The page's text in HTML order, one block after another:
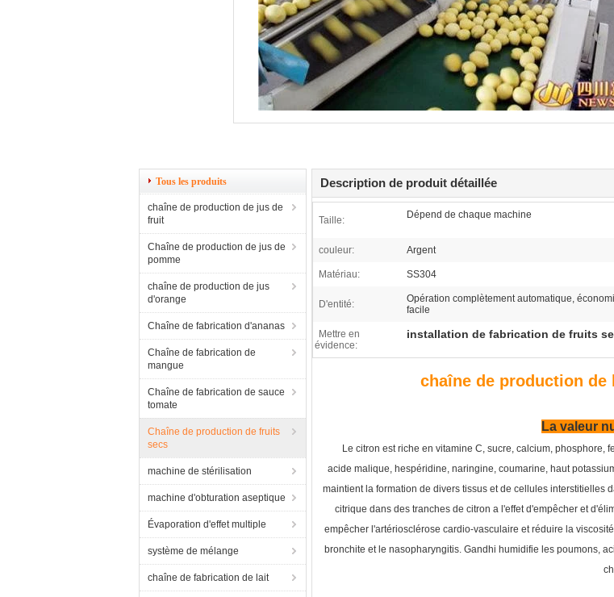
Tous les produits
chaîne de production de jus de
fruit
Chaîne de production de jus de
pomme
chaîne de production de jus
d'orange
Chaîne de fabrication d'ananas
Chaîne de fabrication de
mangue
Chaîne de fabrication de sauce
tomate
Chaîne de production de fruits
secs
machine de stérilisation
machine d'obturation aseptique
Évaporation d'effet multiple
système de mélange
chaîne de fabrication de lait
Description de produit détaillée
Taille: Dépend de chaque machine
couleur: Argent
Matériau: SS304
D'entité:
Opération complètement automatique,
facile
Mettre en
évidence:
installation de fabrication de fruits
chaîne de production
La valeur
Le citron est riche en vitamine C, sucre, calcium,
acide malique, hespéridine, naringine, coumarine, haut
maintient la formation de divers tissus et de cellules interstitielles
citrique dans des tranches de citron a l'effet d'empêcher et
empêcher l'artériosclérose cardio-vasculaire et réduire la
bronchite et le nasopharyngitis. Gandhi humidifie les poumons,